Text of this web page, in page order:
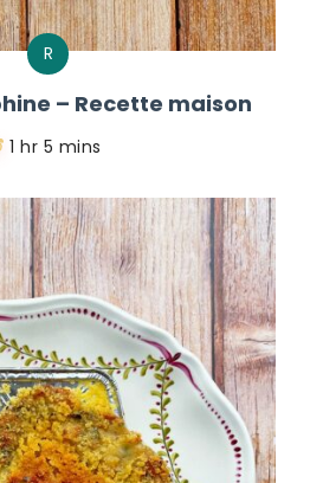
R
– Recette maison
1 hr 5 mins